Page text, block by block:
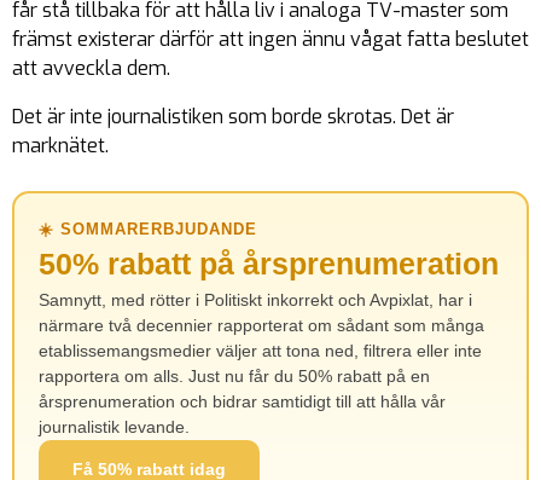
får stå tillbaka för att hålla liv i analoga TV-master som
främst existerar därför att ingen ännu vågat fatta beslutet
att avveckla dem.
Det är inte journalistiken som borde skrotas. Det är
marknätet.
☀️ SOMMARERBJUDANDE
50% rabatt på årsprenumeration
Samnytt, med rötter i Politiskt inkorrekt och Avpixlat, har i
närmare två decennier rapporterat om sådant som många
etablissemangsmedier väljer att tona ned, filtrera eller inte
rapportera om alls. Just nu får du 50% rabatt på en
årsprenumeration och bidrar samtidigt till att hålla vår
journalistik levande.
Få 50% rabatt idag